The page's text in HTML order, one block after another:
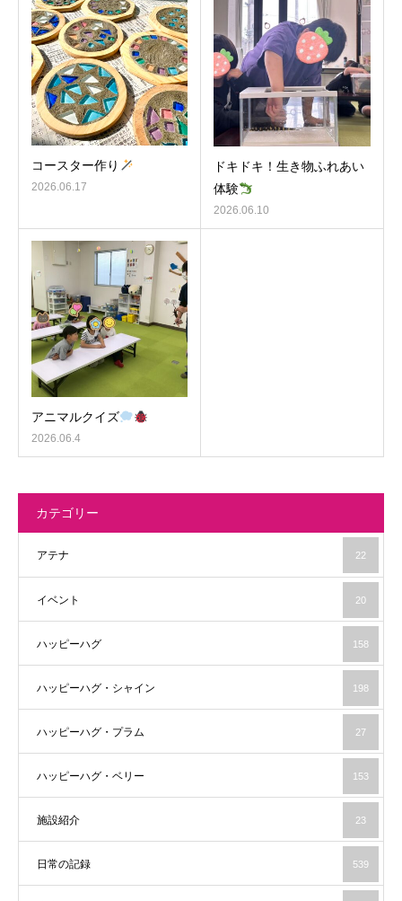
コースター作り
2026.06.17
ドキドキ！生き物ふれあい
体験
2026.06.10
アニマルクイズ
2026.06.4
カテゴリー
アテナ 22
イベント 20
ハッピーハグ 158
ハッピーハグ・シャイン 198
ハッピーハグ・プラム 27
ハッピーハグ・ベリー 153
施設紹介 23
日常の記録 539